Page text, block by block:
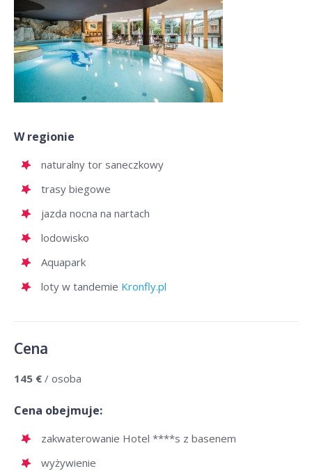
W regionie
naturalny tor saneczkowy
trasy biegowe
jazda nocna na nartach
lodowisko
Aquapark
loty w tandemie Kronfly.pl
Cena
145 € / osoba
Cena obejmuje:
zakwaterowanie Hotel ****s z basenem
wyżywienie